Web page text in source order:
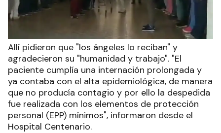
Allí pidieron que "los ángeles lo reciban" y
agradecieron su "humanidad y trabajo". "El
paciente cumplía una internación prolongada y
ya contaba con el alta epidemiológica, de manera
que no producía contagio y por ello la despedida
fue realizada con los elementos de protección
personal (EPP) mínimos", informaron desde el
Hospital Centenario.